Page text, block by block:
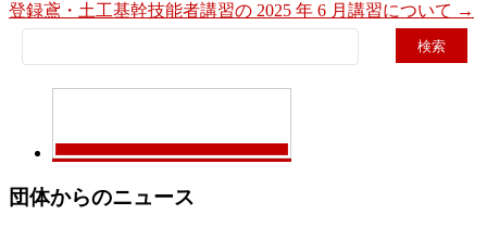
登録鳶・土工基幹技能者講習の 2025 年 6 月講習について →
索:
団体からのニュース